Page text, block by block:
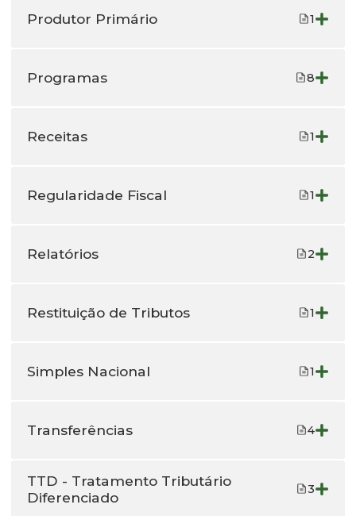
Produtor Primário 1
Programas 8
Receitas 1
Regularidade Fiscal 1
Relatórios 2
Restituição de Tributos 1
Simples Nacional 1
Transferências 4
TTD - Tratamento Tributário
Diferenciado
3